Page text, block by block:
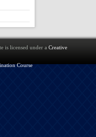
is licensed under a Creative
Course